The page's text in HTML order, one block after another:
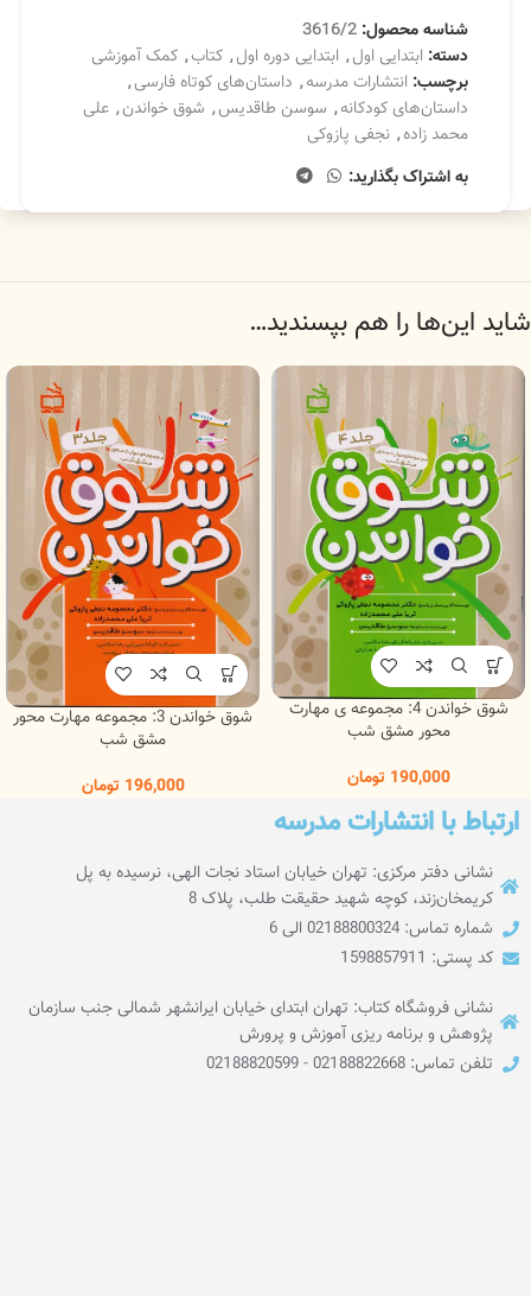
شناسه محصول: 3616/2
دسته: ابتدایی اول, ابتدایی دوره اول, کتاب, کمک آموزشی
برچسب: انتشارات مدرسه, داستان‌های کوتاه فارسی,
داستان‌های کودکانه, سوسن طاقدیس, شوق خواندن, علی
محمد زاده, نجفی پازوکی
به اشتراک بگذارید:
شاید این‌ها را هم بپسندید…
شوق خواندن 4: مجموعه ی مهارت
محور مشق شب
190,000 تومان
شوق خواندن 3: مجموعه مهارت محور
مشق شب
196,000 تومان
ارتباط با انتشارات مدرسه
نشانی دفتر مرکزی: تهران خیابان استاد نجات الهی، نرسیده به پل
کریمخان‌زند، کوچه شهید حقیقت طلب، پلاک 8
شماره تماس: 02188800324 الی 6
کد پستی: 1598857911
نشانی فروشگاه کتاب: تهران ابتدای خیابان ایرانشهر شمالی جنب سازمان
پژوهش و برنامه ریزی آموزش و پرورش
تلفن تماس: 02188822668 - 02188820599